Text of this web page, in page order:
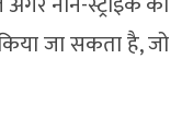
जा सकता है, जो